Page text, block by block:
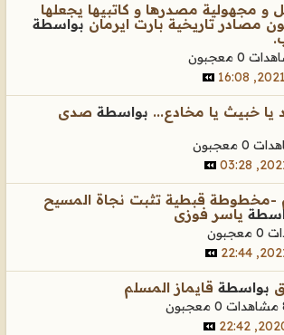
و مجهولية مصدرها و كاتبيها يجعلها
مصادر تاريخية بارت ايرمان بواسطة
0 معجبون
يا خبيث يا مخادع... بواسطة صدى
0 معجبون
-مخطوطة قبطية تثبت نجاة المسيح
ياسر فوزى
0 معجبون
بواسطة قايماز المسلم
0 معجبون